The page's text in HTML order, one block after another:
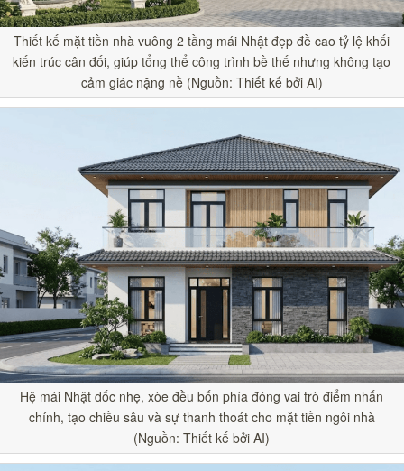
Thiết kế mặt tiền nhà vuông 2 tầng mái Nhật đẹp đề cao tỷ lệ khối
kiến trúc cân đối, giúp tổng thể công trình bề thế nhưng không tạo
cảm giác nặng nề (Nguồn: Thiết kế bởi AI)
Hệ mái Nhật dốc nhẹ, xòe đều bốn phía đóng vai trò điểm nhấn
chính, tạo chiều sâu và sự thanh thoát cho mặt tiền ngôi nhà
(Nguồn: Thiết kế bởi AI)